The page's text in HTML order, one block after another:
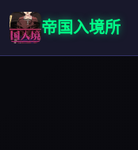
帝国入境所